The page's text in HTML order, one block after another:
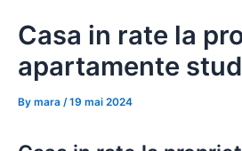
Casa in rate la
apartamente
By mara /19 mai 2024